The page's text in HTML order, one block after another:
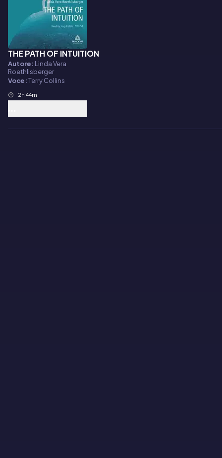
Audiolibro
THE PATH OF INTUITION
Autore: Linda Vera
Roethlisberger
Voce:Terry Collins
2h 44m